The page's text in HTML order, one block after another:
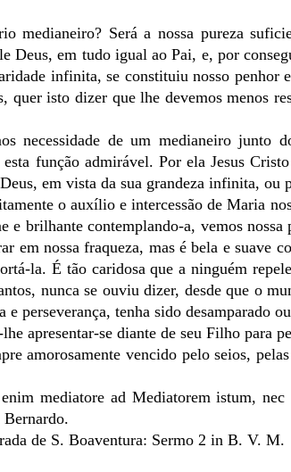
medianeiro? Será a nossa pureza
Deus, em tudo igual ao Pai, e, por
infinita, se constituiu nosso penhor
quer isto dizer que lhe devemos menos
necessidade de um medianeiro junto
função admirável. Por ela Jesus
em vista da sua grandeza infinita, ou
o auxílio e intercessão de Maria
e brilhante contemplando-a, vemos nossa
em nossa fraqueza, mas é bela e suave
la. É tão caridosa que a ninguém
nunca se ouviu dizer, desde que o
perseverança, tenha sido desamparado
apresentar-se diante de seu Filho para
amorosamente vencido pelo seios,
mediatore ad Mediatorem istum,
Bernardo.
de S. Boaventura: Sermo 2 in B. V. M.